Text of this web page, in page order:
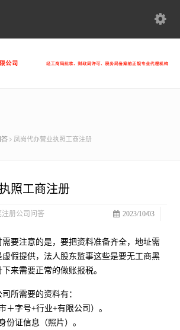
答 凤岗代办营业执照工商注册
照工商注册
2023/10/03
注册公司问答
要注意的是，要把资料准备齐全，地址需
假提供，法人股东监事这些是要无工商黑
来需要正常的做账报税。
所需要的资料有：
＋字号+行业+有限公司）。
份证信息（照片）。